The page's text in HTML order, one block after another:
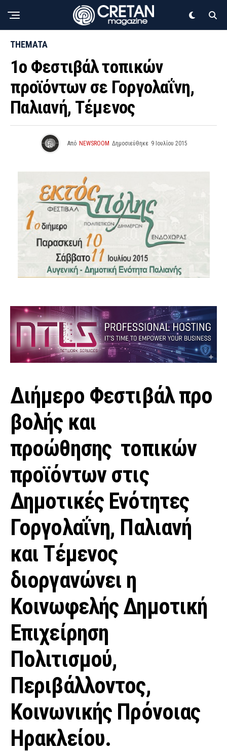
THEMATA
1ο Φεστιβάλ τοπικών
προϊόντων σε Γοργολαΐνη,
Παλιανή, Τέμενος
Από NEWSROOM Δημοσιεύθηκε 9 Ιουλίου 2015
Διήμερο Φεστιβάλ προ
βολής και
προώθησης τοπικών
προϊόντων στις
Δημοτικές Ενότητες
Γοργολαΐνη, Παλιανή
και Τέμενος
διοργανώνει η
Κοινωφελής Δημοτική
Επιχείρηση
Πολιτισμού,
Περιβάλλοντος,
Κοινωνικής Πρόνοιας
Ηρακλείου.